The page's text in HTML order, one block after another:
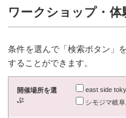
ワークショップ・
条件を選んで「検索ボタン」
することができます。
開催場所を選
ぶ
east side
シモジマ岐